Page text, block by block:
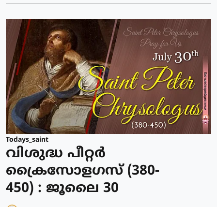
Todays_saint
വിശുദ്ധ പീറ്റര്‍
ക്രൈസോളഗസ് (380-
450) : ജൂലൈ 30